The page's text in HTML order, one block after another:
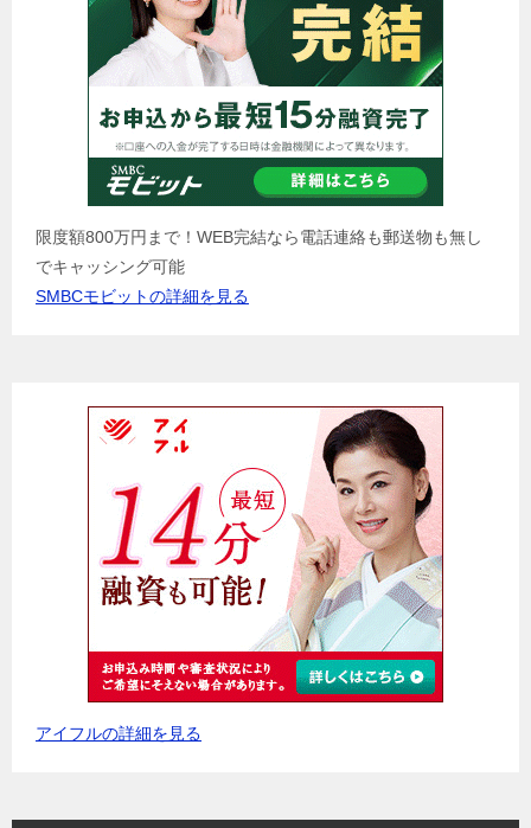
限度額800万円まで！WEB完結なら電話連絡も郵送物も無し
でキャッシング可能
SMBCモビットの詳細を見る
アイフルの詳細を見る